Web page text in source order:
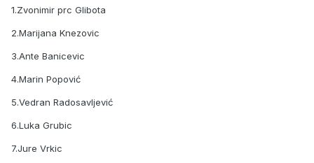
1.Zvonimir prc Glibota
2.Marijana Knezovic
3.Ante Banicevic
4.Marin Popović
5.Vedran Radosavljević
6.Luka Grubic
7.Jure Vrkic